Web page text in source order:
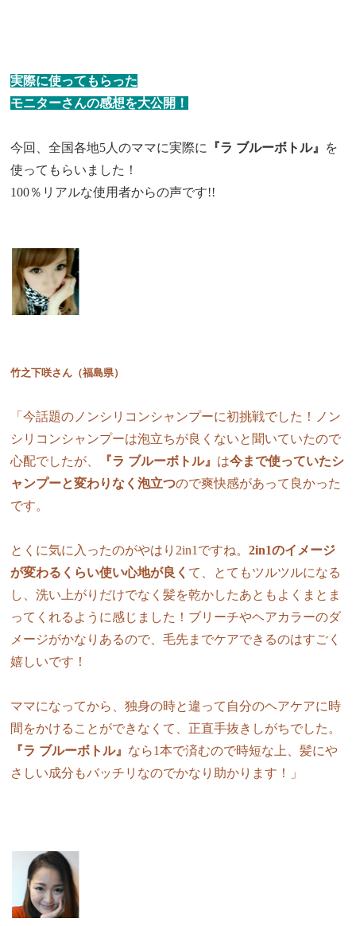
実際に使ってもらった
モニターさんの感想を大公開！
今回、全国各地5人のママに実際に 『ラ ブルーボトル』 を
使ってもらいました！
100％リアルな使用者からの声です!!
竹之下咲さん（福島県）
「今話題のノンシリコンシャンプーに初挑戦でした！ノン
シリコンシャンプーは泡立ちが良くないと聞いていたので
心配でしたが、
『ラ ブルーボトル』 は今まで使っていたシ
ャンプーと変わりなく泡立つので爽快感があって良かった
です。
とくに気に入ったのがやはり2in1ですね。2in1のイメージ
が変わるくらい使い心地が良く て、とてもツルツルになる
し、洗い上がりだけでなく髪を乾かしたあともよくまとま
ってくれるように感じました！ブリーチやヘアカラーのダ
メージがかなりあるので、毛先までケアできるのはすごく
嬉しいです！
ママになってから、独身の時と違って自分のヘアケアに時
間をかけることができなくて、正直手抜きしがちでした。
『ラ ブルーボトル』 なら1本で済むので時短な上、髪にや
さしい成分もバッチリなのでかなり助かります！」